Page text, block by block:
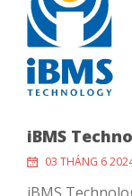
iBMS
03 THÁNG 6